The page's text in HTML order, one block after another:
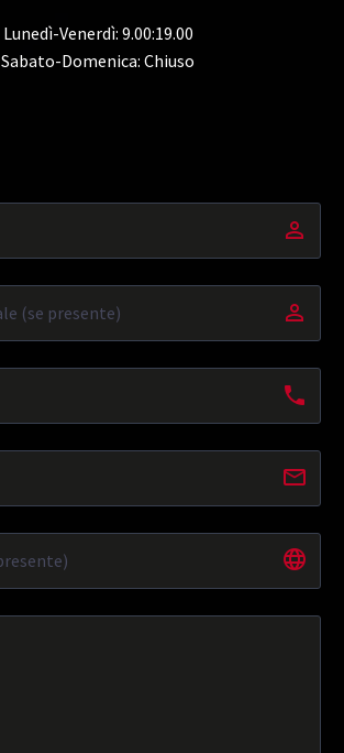
Lunedì-Venerdì: 9.00:19.00
Sabato-Domenica: Chiuso